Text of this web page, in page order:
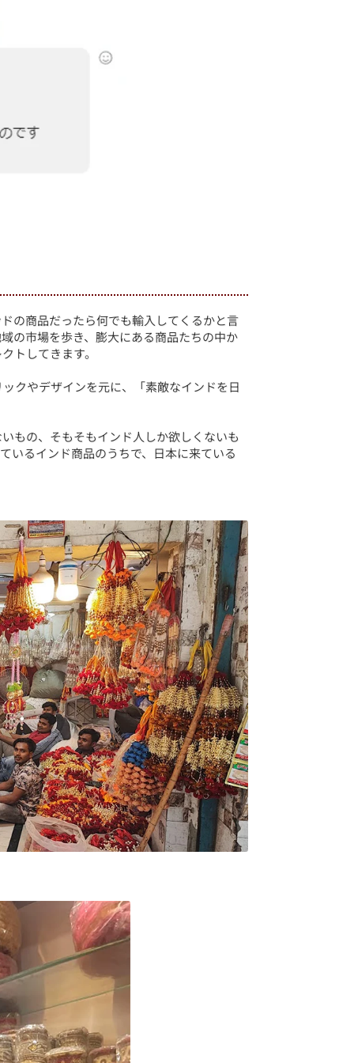
の商品だったら何でも輸入してくるかと言
の市場を歩き、膨大にある商品たちの中か
トしてきます。
クやデザインを元に、「素敵なインドを日
もの、そもそもインド人しか欲しくないも
いるインド商品のうちで、日本に来ている